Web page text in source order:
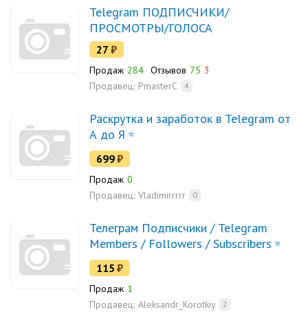
Telegram ПОДПИСЧИКИ/
ПРОСМОТРЫ/ГОЛОСА
27 ₽
Продаж 284 Отзывов 75 3
Продавец: PmasterC 4
Раскрутка и заработок в Telegram от
А до Я
699₽
Продаж 0
Продавец: Vladimirrrrr 0
Телеграм Подписчики / Telegram
Members / Followers / Subscribers
115 ₽
Продаж 1
Продавец: Aleksandr_Korotkiy 2